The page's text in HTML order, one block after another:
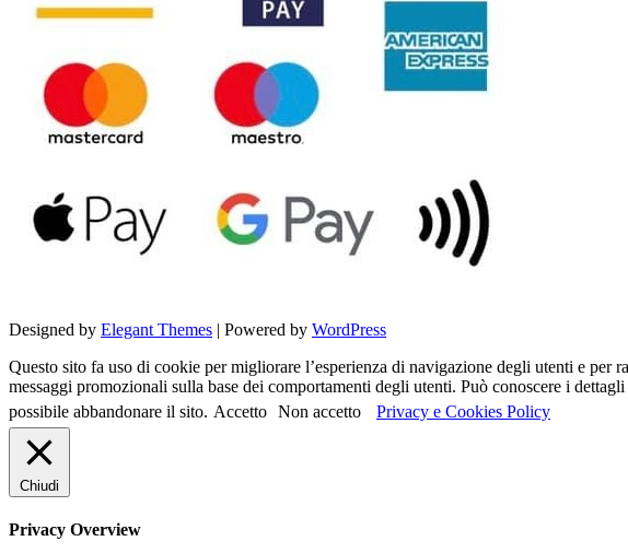
Designed by Elegant Themes | Powered by WordPress
Questo sito fa uso di cookie per migliorare l’esperienza di navigazione degli utenti e
messaggi promozionali sulla base dei comportamenti degli utenti. Può conoscere i
possibile abbandonare il sito. Accetto Non accetto Privacy e Cookies Policy
Chiudi
Privacy Overview